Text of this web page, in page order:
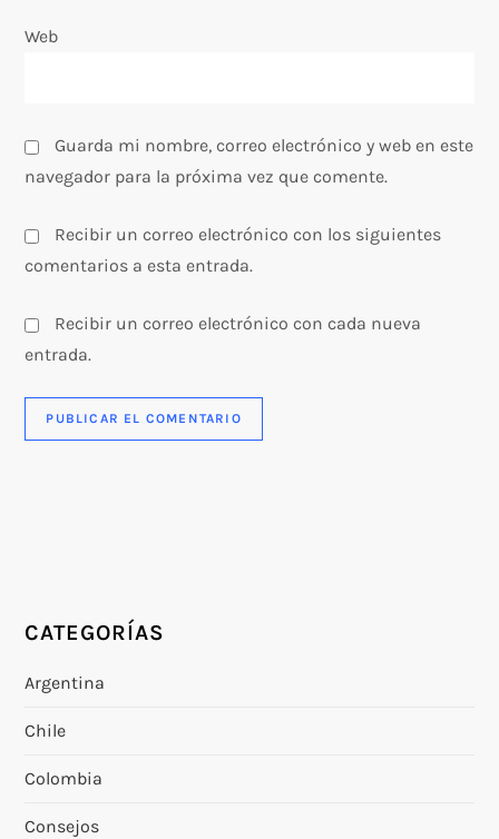
a
a
s
Web
Guarda mi nombre, correo electrónico y web en este
navegador para la próxima vez que comente.
Recibir un correo electrónico con los siguientes
comentarios a esta entrada.
Recibir un correo electrónico con cada nueva
entrada.
CATEGORÍAS
Argentina
Chile
Colombia
Consejos